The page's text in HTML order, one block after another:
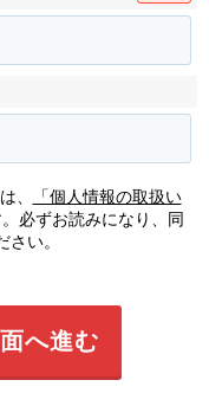
、
「個人情報の取扱い
必ずお読みになり、同
い。
へ進む